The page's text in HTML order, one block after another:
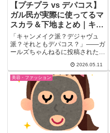
【プチプラ vs デパコス】
ガル民が実際に使ってるマ
スカラ＆下地まとめ｜キャ
ンメイク・デジャヴュ・ス
カイハイの評価は？
「キャンメイク派？デジャヴュ
派？それともデパコス？」——ガ
ールズちゃんねるに投稿された
2026.05.11
美容・ファッション